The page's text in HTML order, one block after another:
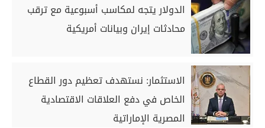
الدولار يتجه لمكاسب أسبوعية مع ترقب
محادثات إيران وبيانات أمريكية
الاستثمار: نستهدف تعظيم دور القطاع
الخاص في دفع العلاقات الاقتصادية
المصرية الإماراتية